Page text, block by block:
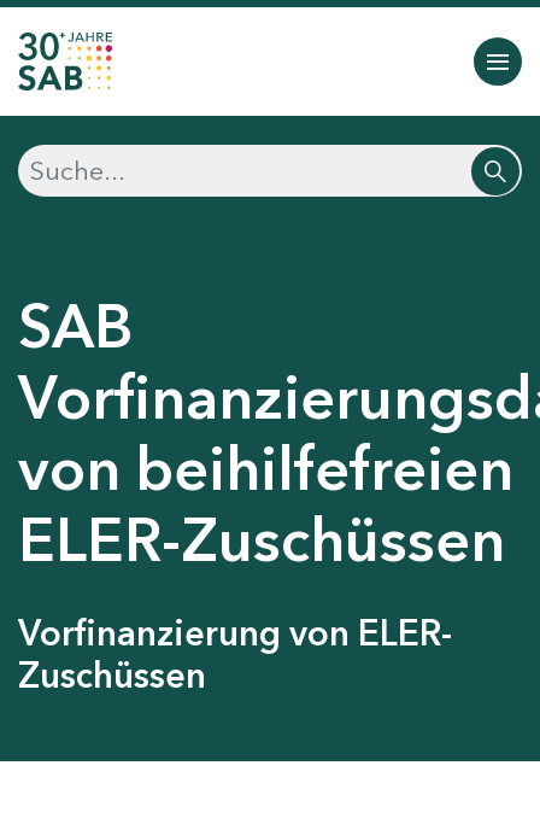
SAB
von beihilfefreien
ELER-Zuschüssen
Vorfinanzierung von ELER-
Zuschüssen